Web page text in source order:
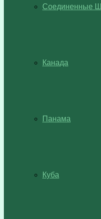
Соединенные
Канада
Панама
Куба